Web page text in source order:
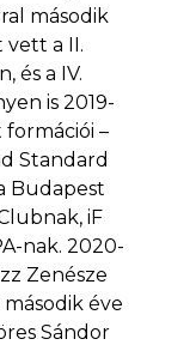
második
vett a II.
és a IV.
is 2019-
–
Standard
Budapest
iF
nak. 2020-
Zenésze
éve
Sándor